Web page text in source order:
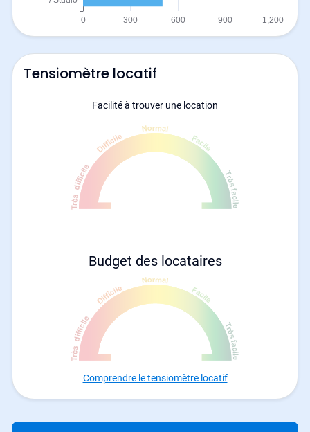
Tensiomètre locatif
Facilité à trouver une location
Budget des locataires
Comprendre le tensiomètre locatif